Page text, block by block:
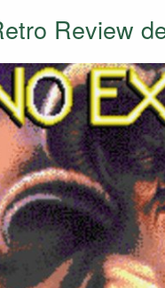
Review